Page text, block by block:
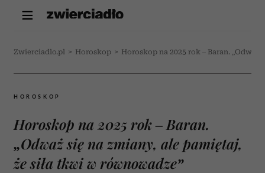
Zwierciadlo.pl > Horoskop > Horoskop na 2025 rok – Baran.
HOROSKOP
Horoskop na 2025 rok – Baran.
„Odważ się na zmiany, ale pamiętaj,
że siła tkwi w równowadze”